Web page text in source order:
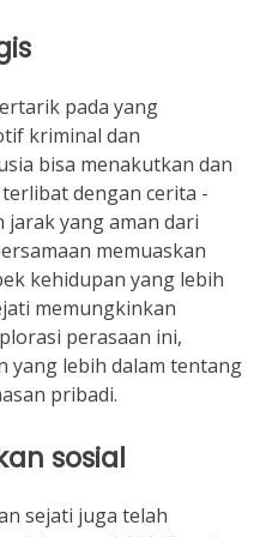
pada yang
kriminal dan
bisa menakutkan dan
dengan cerita -
yang aman dari
memuaskan
kehidupan yang lebih
memungkinkan
perasaan ini,
yang lebih dalam tentang
pribadi.
sosial
sejati juga telah